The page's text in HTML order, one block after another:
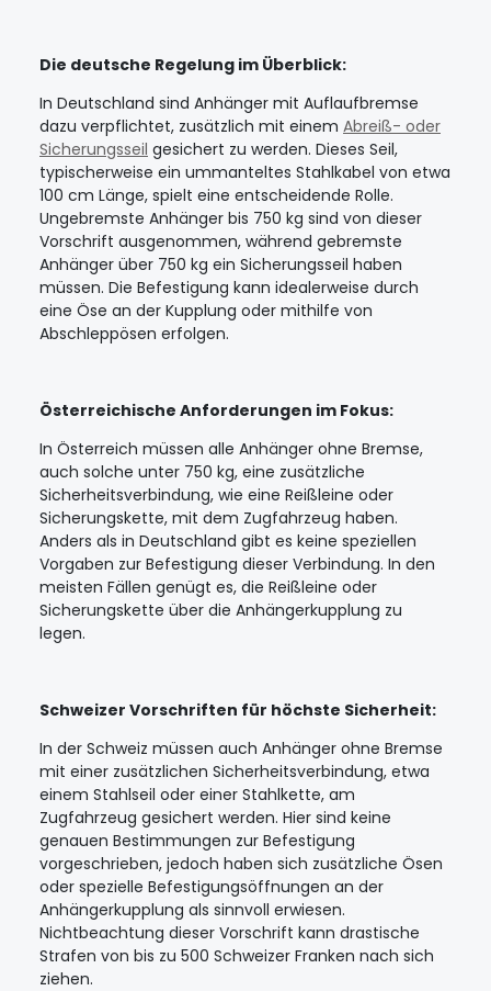
Die deutsche Regelung im Überblick:
In Deutschland sind Anhänger mit Auflaufbremse
dazu verpflichtet, zusätzlich mit einem Abreiß- oder
Sicherungsseil gesichert zu werden. Dieses Seil,
typischerweise ein ummanteltes Stahlkabel von etwa
100 cm Länge, spielt eine entscheidende Rolle.
Ungebremste Anhänger bis 750 kg sind von dieser
Vorschrift ausgenommen, während gebremste
Anhänger über 750 kg ein Sicherungsseil haben
müssen. Die Befestigung kann idealerweise durch
eine Öse an der Kupplung oder mithilfe von
Abschleppösen erfolgen.
Österreichische Anforderungen im Fokus:
In Österreich müssen alle Anhänger ohne Bremse,
auch solche unter 750 kg, eine zusätzliche
Sicherheitsverbindung, wie eine Reißleine oder
Sicherungskette, mit dem Zugfahrzeug haben.
Anders als in Deutschland gibt es keine speziellen
Vorgaben zur Befestigung dieser Verbindung. In den
meisten Fällen genügt es, die Reißleine oder
Sicherungskette über die Anhängerkupplung zu
legen.
Schweizer Vorschriften für höchste Sicherheit:
In der Schweiz müssen auch Anhänger ohne Bremse
mit einer zusätzlichen Sicherheitsverbindung, etwa
einem Stahlseil oder einer Stahlkette, am
Zugfahrzeug gesichert werden. Hier sind keine
genauen Bestimmungen zur Befestigung
vorgeschrieben, jedoch haben sich zusätzliche Ösen
oder spezielle Befestigungsöffnungen an der
Anhängerkupplung als sinnvoll erwiesen.
Nichtbeachtung dieser Vorschrift kann drastische
Strafen von bis zu 500 Schweizer Franken nach sich
ziehen.